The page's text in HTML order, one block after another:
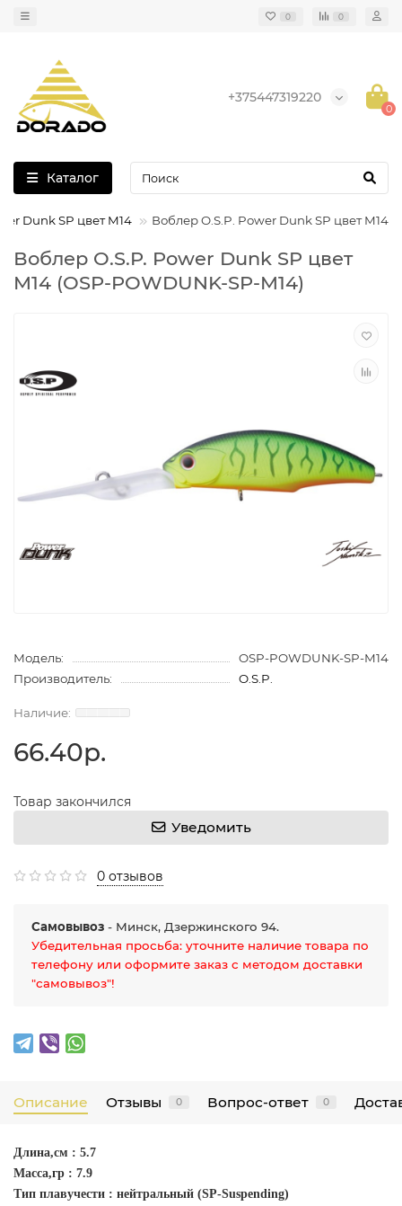
0 0
+375447319220
0
Каталог
Dunk SP цвет M14 Воблер O.S.P. Power Dunk SP цвет M14
Воблер O.S.P. Power Dunk SP цвет
M14 (OSP-POWDUNK-SP-M14)
Модель:
OSP-POWDUNK-SP-M14
Производитель:
O.S.P.
66.40р.
Товар закончился
Уведомить
0 отзывов
Самовывоз - Минск, Дзержинского 94.
Убедительная просьба: уточните наличие товара по
телефону или оформите заказ с методом доставки
"самовывоз"!
Описание Отзывы 0 Вопрос-ответ 0
Длина,см : 5.7
Масса,гр : 7.9
Тип плавучести : нейтральный (SP-Suspending)